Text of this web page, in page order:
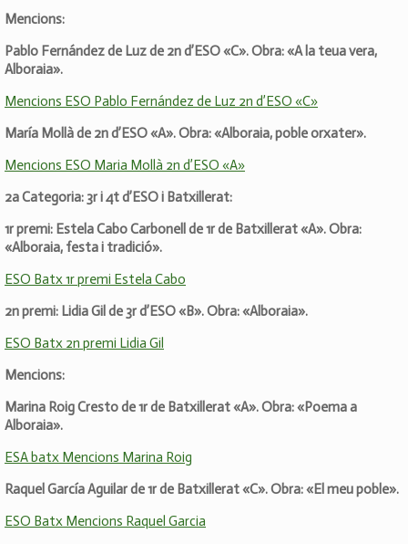
Mencions:
Pablo Fernández de Luz de 2n d’ESO «C». Obra: «A la teua vera,
Alboraia».
Mencions ESO Pablo Fernández de Luz 2n d’ESO «C»
María Mollà de 2n d’ESO «A». Obra: «Alboraia, poble orxater».
Mencions ESO Maria Mollà 2n d’ESO «A»
2a Categoria: 3r i 4t d’ESO i Batxillerat:
1r premi: Estela Cabo Carbonell de 1r de Batxillerat «A». Obra:
«Alboraia, festa i tradició».
ESO Batx 1r premi Estela Cabo
2n premi: Lidia Gil de 3r d’ESO «B». Obra: «Alboraia».
ESO Batx 2n premi Lidia Gil
Mencions:
Marina Roig Cresto de 1r de Batxillerat «A». Obra: «Poema a
Alboraia».
ESA batx Mencions Marina Roig
Raquel García Aguilar de 1r de Batxillerat «C». Obra: «El meu poble».
ESO Batx Mencions Raquel Garcia